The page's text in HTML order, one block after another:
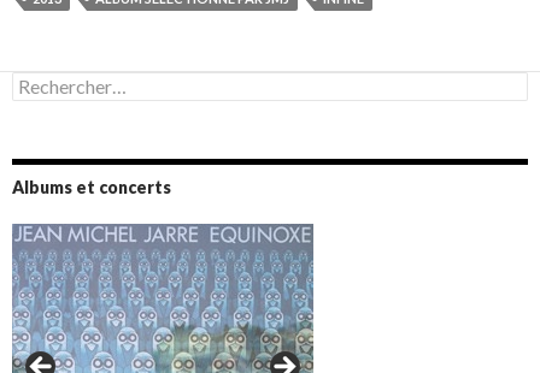
Rechercher :
Albums et concerts